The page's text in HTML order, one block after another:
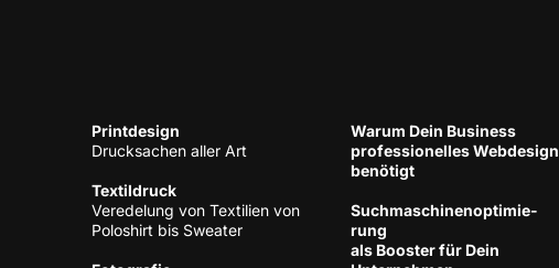
Print­de­sign
Druck­sa­chen aller Art
Tex­til­druck
Ver­ede­lung von Tex­ti­li­en von
Polo­shirt bis Sweater
War­um Dein Business
pro­fes­sio­nel­les Web­de­sign
benötigt
Such­ma­schi­nen­op­ti­mie­
rung
als Boos­ter für Dein